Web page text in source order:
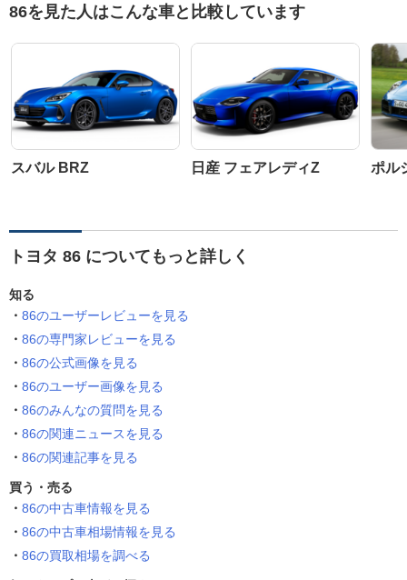
86を見た人はこんな車と比較しています
スバル BRZ 日産 フェアレディZ ポル
トヨタ 86 についてもっと詳しく
知る
86のユーザーレビューを見る
86の専門家レビューを見る
86の公式画像を見る
86のユーザー画像を見る
86のみんなの質問を見る
86の関連ニュースを見る
86の関連記事を見る
買う・売る
86の中古車情報を見る
86の中古車相場情報を見る
86の買取相場を調べる